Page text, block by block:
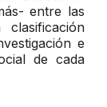
entre las
clasificación
e
de cada